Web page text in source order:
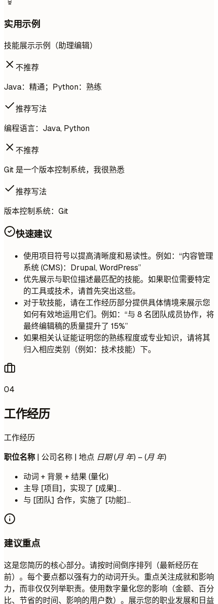
实用示例
技能展示示例（助理编辑）
不推荐
Java：精通；Python：熟练
推荐写法
编程语言：Java, Python
不推荐
Git 是一个版本控制系统，我很熟悉
推荐写法
版本控制系统：Git
快速建议
使用项目符号以提高清晰度和易读性。例如：“内容管理
系统 (CMS)：Drupal, WordPress”
优先展示与职位描述最匹配的技能。如果职位需要特定
的工具或技术，请首先突出这些。
对于软技能，请在工作经历部分提供具体情境来展示您
如何有效地运用它们。例如：“与 8 名团队成员协作，将
最终编辑稿的质量提升了 15%”
如果相关认证能证明您的熟练程度或专业知识，请将其
归入相应类别（例如：技术技能）下。
04
工作经历
工作经历
职位名称 | 公司名称 | 地点 日期 (月 年) – (月 年)
动词 + 背景 + 结果 (量化)
主导 [项目]，实现了 [成果]...
与 [团队] 合作，实施了 [功能]...
建议重点
这是您简历的核心部分。请按时间倒序排列（最新经历在
前）。每个要点都以强有力的动词开头。重点关注成就和影响
力，而非仅仅列举职责。使用数字量化您的影响（金额、百分
比、节省的时间、影响的用户数）。展示您的职业发展和日益